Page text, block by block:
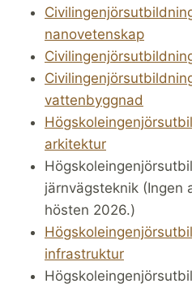
nanovetenskap
vattenbyggnad
arkitektur
järnvägsteknik (Ingen
hösten 2026.)
infrastruktur